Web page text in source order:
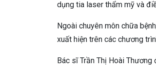
dụng tia laser thẩm mỹ và
Ngoài chuyên môn chữa
xuất hiện trên các chương
Bác sĩ Trần Thị Hoài